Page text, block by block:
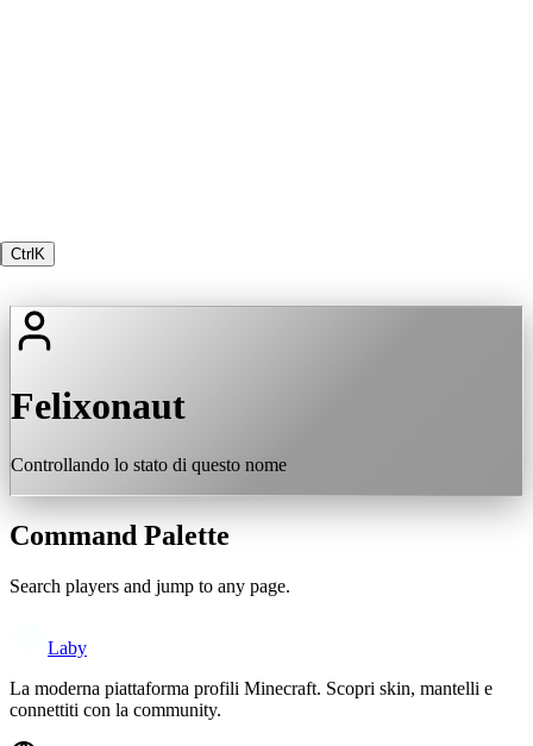
Ctrl K
Felixonaut
Controllando lo stato di questo nome
Command Palette
Search players and jump to any page.
Laby
La moderna piattaforma profili Minecraft. Scopri skin, mantelli e
connettiti con la community.